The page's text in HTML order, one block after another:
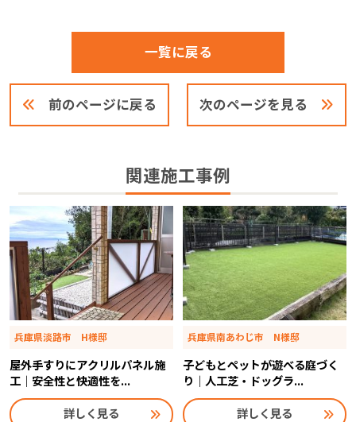
前のページに戻る
一覧に戻る
次のページを見る
関連施工事例
兵庫県淡路市 H様邸
屋外手すりにアクリルパネル施
工｜安全性と快適性を...
詳しく見る
兵庫県南あわじ市 N様邸
子どもとペットが遊べる庭づく
り｜人工芝・ドッグラ...
詳しく見る